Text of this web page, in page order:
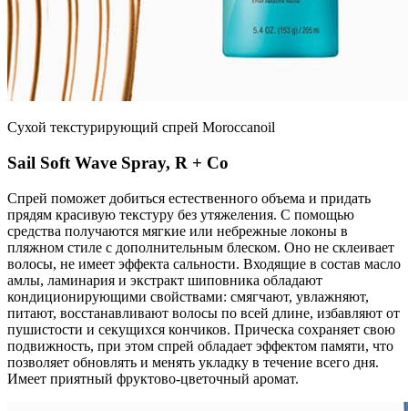
Сухой текстурирующий спрей Moroccanoil
Sail Soft Wave Spray, R + Co
Спрей поможет добиться естественного объема и придать
прядям красивую текстуру без утяжеления. С помощью
средства получаются мягкие или небрежные локоны в
пляжном стиле с дополнительным блеском. Оно не склеивает
волосы, не имеет эффекта сальности. Входящие в состав масло
амлы, ламинария и экстракт шиповника обладают
кондиционирующими свойствами: смягчают, увлажняют,
питают, восстанавливают волосы по всей длине, избавляют от
пушистости и секущихся кончиков. Прическа сохраняет свою
подвижность, при этом спрей обладает эффектом памяти, что
позволяет обновлять и менять укладку в течение всего дня.
Имеет приятный фруктово-цветочный аромат.